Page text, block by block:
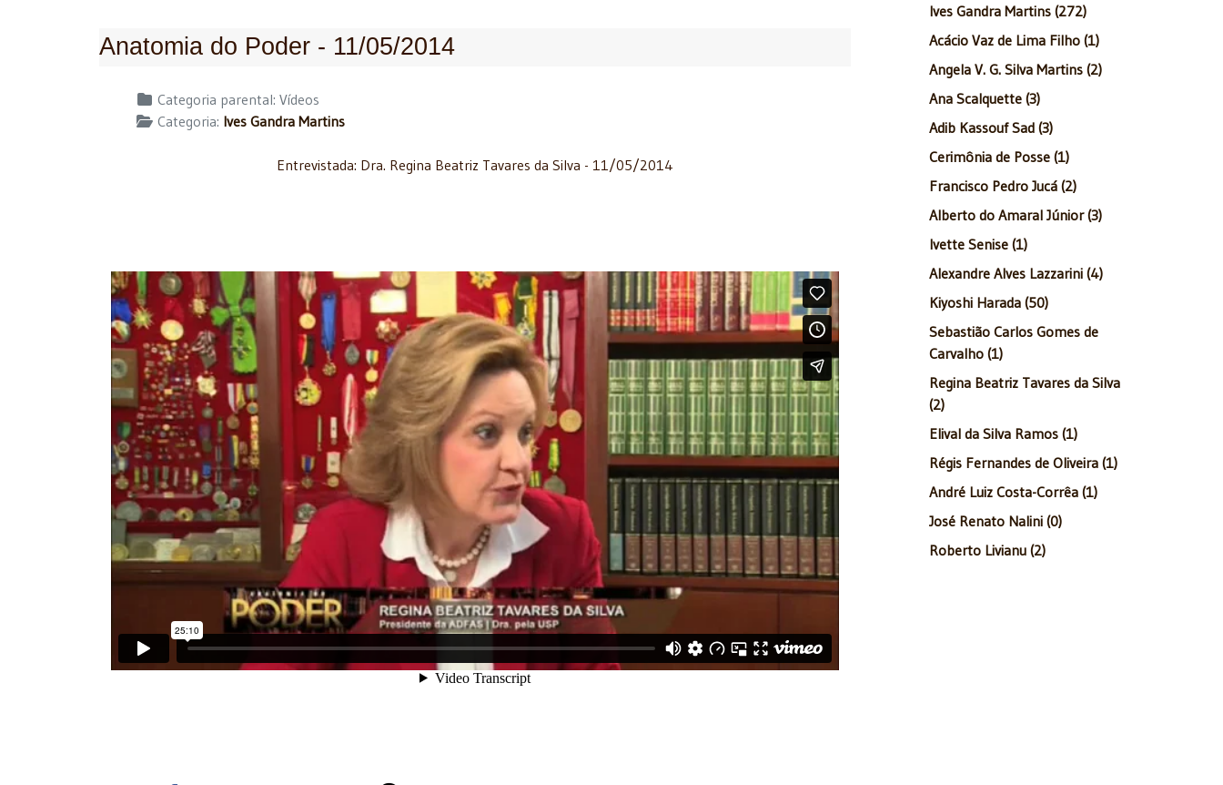
Anatomia do Poder - 11/05/2014
Detalhes Categoria parental: Vídeos
Categoria: Ives Gandra Martins
Entrevistada: Dra. Regina Beatriz Tavares da Silva - 11/05/2014
Ives Gandra Martins (272)
Acácio Vaz de Lima Filho (1)
Angela V. G. Silva Martins (2)
Ana Scalquette (3)
Adib Kassouf Sad (3)
Cerimônia de Posse (1)
Francisco Pedro Jucá (2)
Alberto do Amaral Júnior (3)
Ivette Senise (1)
Alexandre Alves Lazzarini (4)
Kiyoshi Harada (50)
Sebastião Carlos Gomes de
Carvalho (1)
Regina Beatriz Tavares da Silva
(2)
Elival da Silva Ramos (1)
Régis Fernandes de Oliveira (1)
André Luiz Costa-Corrêa (1)
José Renato Nalini (0)
Roberto Livianu (2)